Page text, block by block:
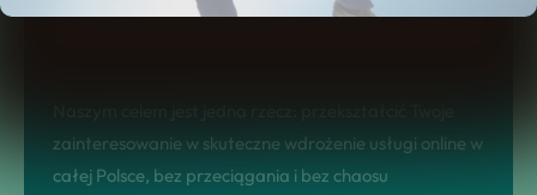
zainteresowanie w skuteczne wdrożenie usługi online w
całej Polsce, bez przeciągania i bez chaosu